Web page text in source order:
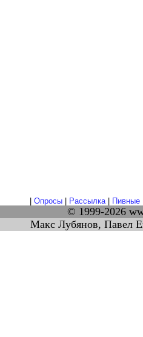
Опросы| Рассылка| Пивные
© 1999-2026
Макс Лубянов, Павел